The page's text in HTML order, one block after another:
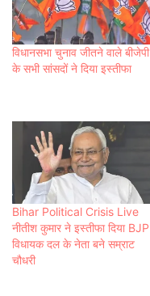
विधानसभा चुनाव जीतने वाले बीजेपी
के सभी सांसदों ने दिया इस्तीफा
Bihar Political Crisis Live
नीतीश कुमार ने इस्तीफा दिया BJP
विधायक दल के नेता बने सम्राट
चौधरी